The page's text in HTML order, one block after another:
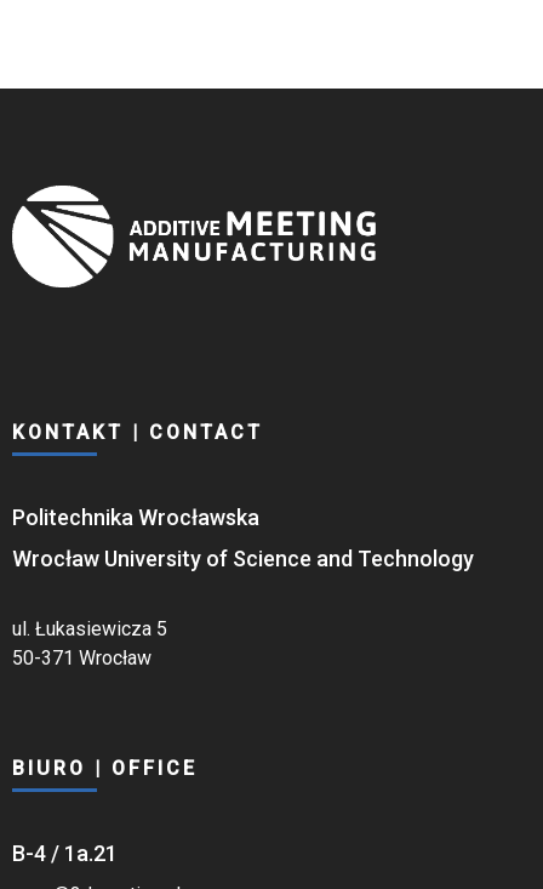
KONTAKT | CONTACT
Politechnika Wrocławska
Wrocław University of Science and Technology
ul. Łukasiewicza 5
50-371 Wrocław
BIURO | OFFICE
B-4 / 1a.21